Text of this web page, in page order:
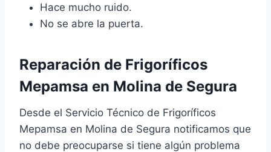
Hace mucho ruido.
No se abre la puerta.
Reparación de Frigoríficos
Mepamsa en Molina de Segura
Desde el Servicio Técnico de Frigoríficos
Mepamsa en Molina de Segura notificamos que
no debe preocuparse si tiene algún problema